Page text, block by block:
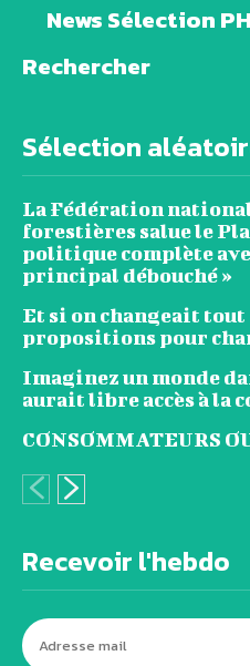
News Sélection
Rechercher
Sélection
La Fédération
forestières salue le
politique complète
principal débouché »
Et si on changeait
propositions pour
Imaginez un monde
aurait libre accès à la
CONSOMMATEURS
Recevoir l'hebdo